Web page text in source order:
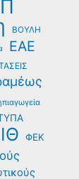
ΒΟΥΛΗ
ΕΑΕ
ΦΕΚ